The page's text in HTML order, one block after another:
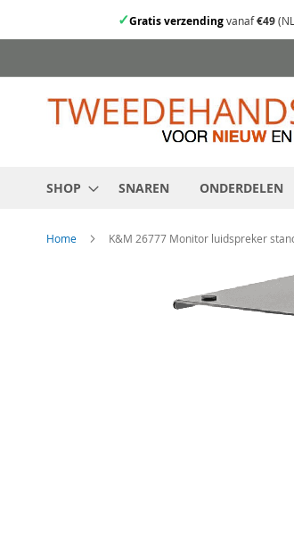
✓Gratis verzendingvanaf€49
direct
naar
de
SHOP SNAREN ONDERDELEN
Home K&M 26777 Monitor luidspreker